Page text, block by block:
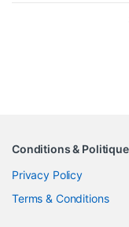
Conditions &
Privacy Policy
Terms & Conditions